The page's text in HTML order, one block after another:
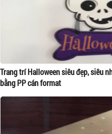
Trang trí Halloween siêu đẹp, siêu
bằng PP cán format